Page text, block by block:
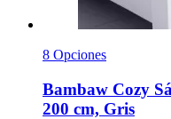
8 Opciones
Bambaw Cozy
200 cm, Gris